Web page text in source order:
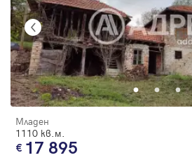
Младен
1110 кв.м.
17 895